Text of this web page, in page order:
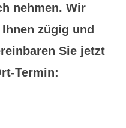
nehmen. Wir
zügig und
Sie jetzt
Termin: